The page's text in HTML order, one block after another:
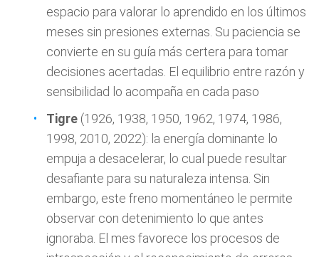
espacio para valorar lo aprendido en los últimos
meses sin presiones externas. Su paciencia se
convierte en su guía más certera para tomar
decisiones acertadas. El equilibrio entre razón y
sensibilidad lo acompaña en cada paso
Tigre (1926, 1938, 1950, 1962, 1974, 1986,
1998, 2010, 2022): la energía dominante lo
empuja a desacelerar, lo cual puede resultar
desafiante para su naturaleza intensa. Sin
embargo, este freno momentáneo le permite
observar con detenimiento lo que antes
ignoraba. El mes favorece los procesos de